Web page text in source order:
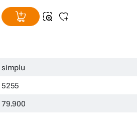
simplu
5255
79.900